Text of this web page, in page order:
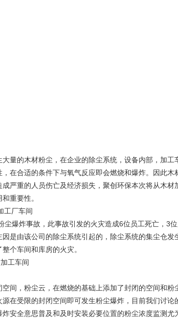
量的木材粉尘，在企业的除尘系统，设备内部，加工
在合适的条件下与氧气反应即会燃烧和爆炸。因此木
严重的人员伤亡及经济损失，聚创环保本次将从木材
重要性。
爆炸事故，此事故引发的火灾造成6位员工死亡，3
是由该公司的除尘系统引起的，除尘系统的集尘仓发
个车间和库房的火灾。
间，粉尘云，在燃烧的基础上添加了封闭的空间和粉
在受限的封闭空间即可发生粉尘爆炸，目前我们讨论
安全意思普及和及时安装必要位置的粉尘浓度监测尤